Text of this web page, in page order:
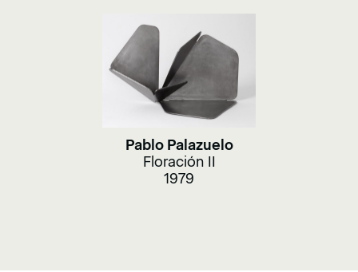
Pablo Palazuelo
Floración II
1979